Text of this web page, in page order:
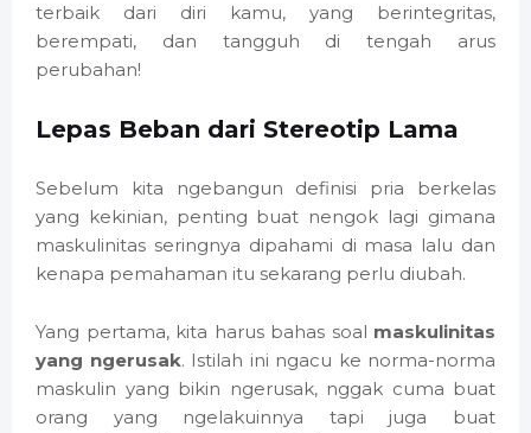
terbaik dari diri kamu, yang berintegritas,
berempati, dan tangguh di tengah arus
perubahan!
Lepas Beban dari Stereotip Lama
Sebelum kita ngebangun definisi pria berkelas
yang kekinian, penting buat nengok lagi gimana
maskulinitas seringnya dipahami di masa lalu dan
kenapa pemahaman itu sekarang perlu diubah.
Yang pertama, kita harus bahas soal maskulinitas
yang ngerusak. Istilah ini ngacu ke norma-norma
maskulin yang bikin ngerusak, nggak cuma buat
orang yang ngelakuinnya tapi juga buat